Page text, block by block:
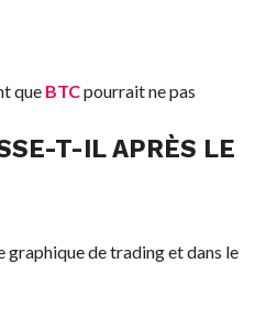
que BTCpourrait ne pas
T-IL APRÈS LE
graphique de trading et dans le